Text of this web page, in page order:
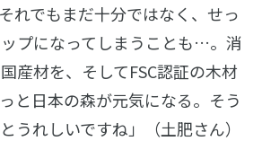
れでもまだ十分ではなく、せっ
プになってしまうことも…。消
産材を、そしてFSC認証の木材
と日本の森が元気になる。そう
うれしいですね」（土肥さん）